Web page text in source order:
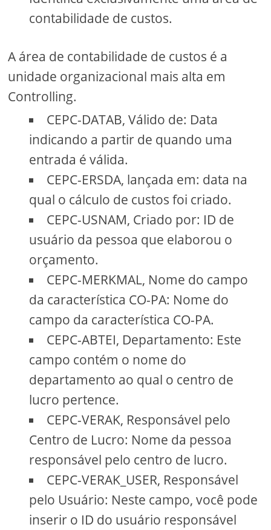
contabilidade de custos.
A área de contabilidade de custos é a
unidade organizacional mais alta em
Controlling.
CEPC-DATAB, Válido de: Data
indicando a partir de quando uma
entrada é válida.
CEPC-ERSDA, lançada em: data na
qual o cálculo de custos foi criado.
CEPC-USNAM, Criado por: ID de
usuário da pessoa que elaborou o
orçamento.
CEPC-MERKMAL, Nome do campo
da característica CO-PA: Nome do
campo da característica CO-PA.
CEPC-ABTEI, Departamento: Este
campo contém o nome do
departamento ao qual o centro de
lucro pertence.
CEPC-VERAK, Responsável pelo
Centro de Lucro: Nome da pessoa
responsável pelo centro de lucro.
CEPC-VERAK_USER, Responsável
pelo Usuário: Neste campo, você pode
inserir o ID do usuário responsável